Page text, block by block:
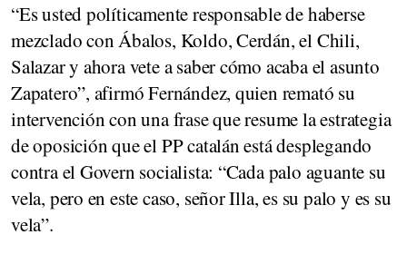
“Es usted políticamente responsable de haberse
mezclado con Ábalos, Koldo, Cerdán, el Chili,
Salazar y ahora vete a saber cómo acaba el asunto
Zapatero”, afirmó Fernández, quien remató su
intervención con una frase que resume la estrategia
de oposición que el PP catalán está desplegando
contra el Govern socialista: “Cada palo aguante su
vela, pero en este caso, señor Illa, es su palo y es su
vela”.